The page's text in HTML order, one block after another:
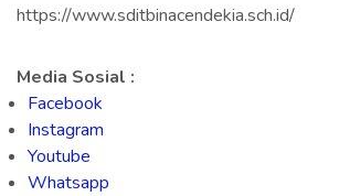
https://www.sditbinacendekia.sch.id/
Media Sosial :
Facebook
Instagram
Youtube
Whatsapp